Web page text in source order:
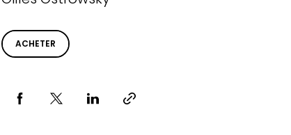
ACHETER
Partager via